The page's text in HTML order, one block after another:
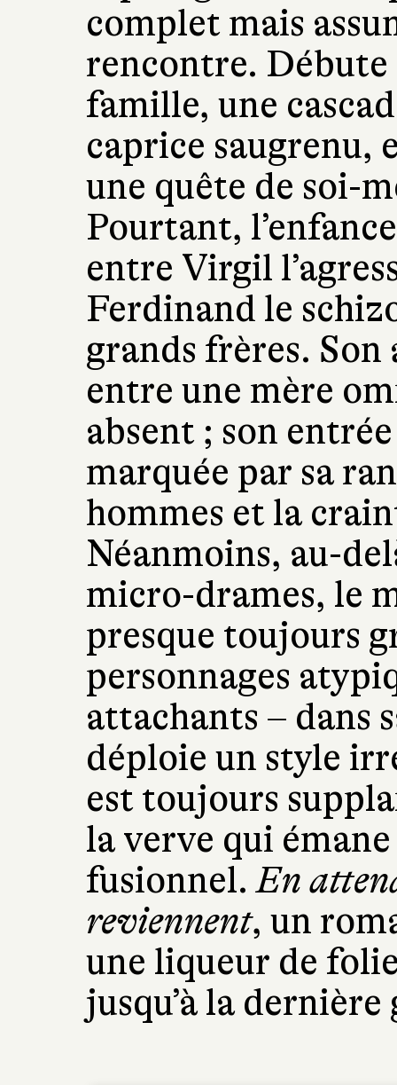
complet mais
rencontre.
famille, une
caprice saugrenu,
une quête de soi-
Pourtant,
entre Virgil
Ferdinand le
grands frères.
entre une mère
absent ; son
marquée par sa
hommes et la
Néanmoins, au-
micro-drames, le
presque toujours
personnages
attachants – dans
déploie un style
est toujours
la verve qui
fusionnel.En
reviennent, un
une liqueur de
jusqu’à la